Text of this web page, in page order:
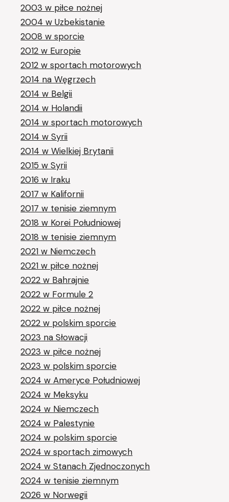
2003 w piłce nożnej
2004 w Uzbekistanie
2008 w sporcie
2012 w Europie
2012 w sportach motorowych
2014 na Węgrzech
2014 w Belgii
2014 w Holandii
2014 w sportach motorowych
2014 w Syrii
2014 w Wielkiej Brytanii
2015 w Syrii
2016 w Iraku
2017 w Kalifornii
2017 w tenisie ziemnym
2018 w Korei Południowej
2018 w tenisie ziemnym
2021 w Niemczech
2021 w piłce nożnej
2022 w Bahrajnie
2022 w Formule 2
2022 w piłce nożnej
2022 w polskim sporcie
2023 na Słowacji
2023 w piłce nożnej
2023 w polskim sporcie
2024 w Ameryce Południowej
2024 w Meksyku
2024 w Niemczech
2024 w Palestynie
2024 w polskim sporcie
2024 w sportach zimowych
2024 w Stanach Zjednoczonych
2024 w tenisie ziemnym
2026 w Norwegii